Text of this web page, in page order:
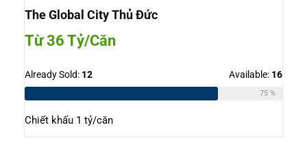
The Global City Thủ Đức
Từ 36 Tỷ/Căn
Already Sold: 12 Available: 16
75 %
Chiết khấu 1 tỷ/căn